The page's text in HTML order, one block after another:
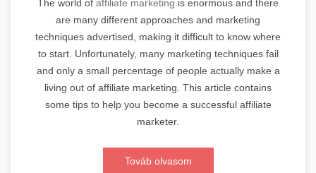
The world of affiliate marketing is enormous and there
are many different approaches and marketing
techniques advertised, making it difficult to know where
to start. Unfortunately, many marketing techniques fail
and only a small percentage of people actually make a
living out of affiliate marketing. This article contains
some tips to help you become a successful affiliate
marketer.
Továb olvasom